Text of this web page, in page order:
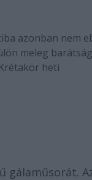
azonban nem
meleg barátság
heti
gálaműsorát.